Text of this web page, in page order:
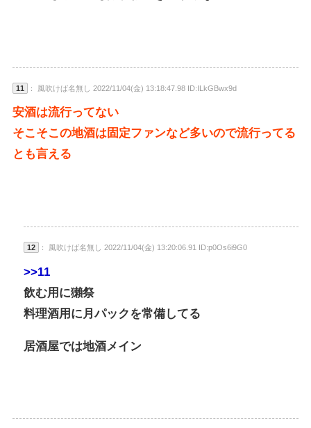
11 ： 風吹けば名無し 2022/11/04(金) 13:18:47.98 ID:ILkGBwx9d
安酒は流行ってない
そこそこの地酒は固定ファンなど多いので流行ってる
とも言える
12 ： 風吹けば名無し 2022/11/04(金) 13:20:06.91 ID:p0Os6i9G0
>>11
飲む用に獺祭
料理酒用に月パックを常備してる
居酒屋では地酒メイン